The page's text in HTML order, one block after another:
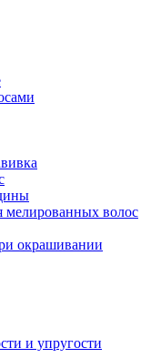
мелированных волос
окрашивании
и упругости